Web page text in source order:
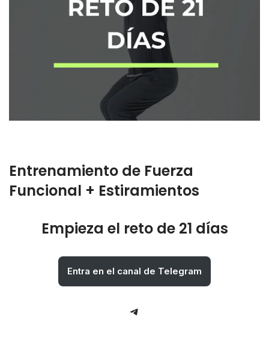
Entrenamiento de Fuerza
Funcional + Estiramientos
Empieza el reto de 21 días
Entra en el canal de Telegram